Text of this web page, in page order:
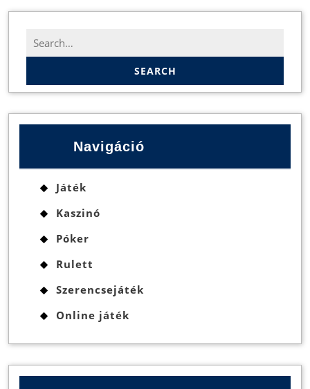
Search
for:
Navigáció
Játék
Kaszinó
Póker
Rulett
Szerencsejáték
Online játék